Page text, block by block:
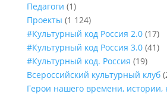
Педагоги (1)
Проекты (1 124)
#Культурный код Россия 2.0(17)
#Культурный код Россия 3.0(41)
#Культурный код. Россия (19)
Всероссийский культурный клуб
Герои нашего времени, истории,